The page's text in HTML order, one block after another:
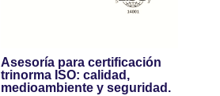
Asesoría para certificación
trinorma ISO: calidad,
medioambiente y seguridad.